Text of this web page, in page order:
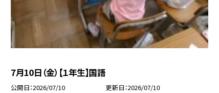
7月10日（金）【１年生】国語
公開日 2026/07/10 更新日 2026/07/10